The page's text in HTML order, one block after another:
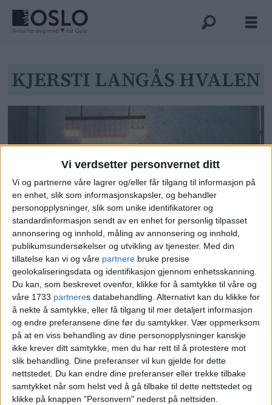
Vi verdsetter personvernet ditt
Vi og partnerne våre lagrer og/eller får tilgang til informasjon på
en enhet, slik som informasjonskapsler, og behandler
personopplysninger, slik som unike identifikatorer og
standardinformasjon sendt av en enhet for personlig tilpasset
annonsering og innhold, måling av annonsering og innhold,
publikumsundersøkelser og utvikling av tjenester. Med din
tillatelse kan vi og våre partnere bruke presise
geolokaliseringsdata og identifikasjon gjennom enhetsskanning.
Du kan, som beskrevet ovenfor, klikke for å samtykke til våre og
våre 1733 partneres databehandling. Alternativt kan du klikke for
å nekte å samtykke, eller få tilgang til mer detaljert informasjon
og endre preferansene dine før du samtykker. Vær oppmerksom
på at en viss behandling av dine personopplysninger kanskje
ikke krever ditt samtykke, men du har rett til å protestere mot
slik behandling. Dine preferanser vil kun gjelde for dette
nettstedet. Du kan endre dine preferanser eller trekke tilbake
samtykket når som helst ved å gå tilbake til dette nettstedet og
klikke på knappen "Personvern" nederst på nettsiden.
Tag:
kjersti
langås
hvalen
KJERSTI LANGÅS HVALEN
Sinsen kirke er en brukskirke. En
solid kirke unger kan løpe i og
hvor besøkende med vonde
rygger kan sitte